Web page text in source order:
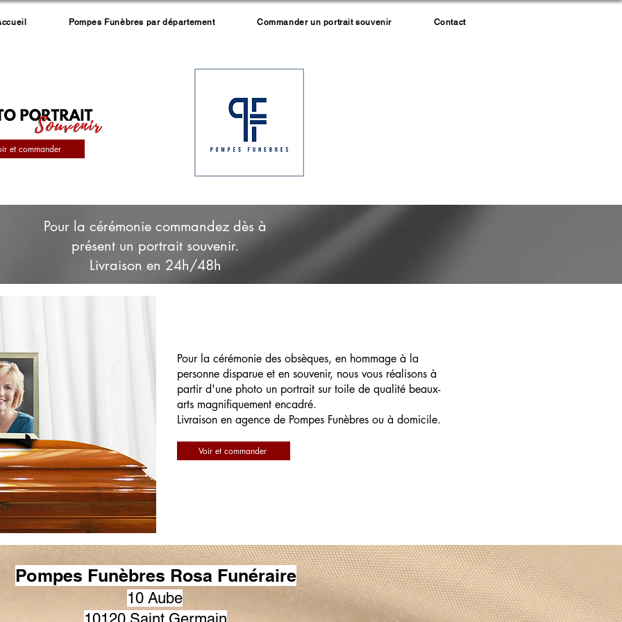
Pompes Funèbres par département Commander un portrait souvenir Contact
et commander
Pour la cérémonie commandez dès à
présent un portrait souvenir.
Livraison en 24h/48h
Pour la cérémonie des obsèques, en hommage à la
personne disparue et en souvenir, nous vous réalisons à
partir d'une photo un portrait sur toile de qualité beaux-
arts magnifiquement encadré.
Livraison en agence de Pompes Funèbres ou à domicile.
Voir et commander
Pompes Funèbres Rosa Funéraire
10 Aube